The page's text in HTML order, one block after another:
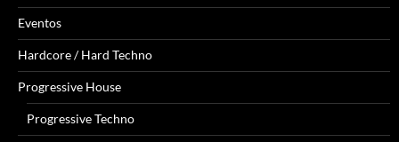
Eventos
Hardcore / Hard Techno
Progressive House
Progressive Techno